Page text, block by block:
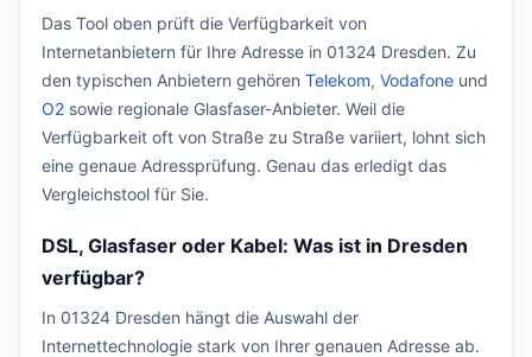
Das Tool oben prüft die Verfügbarkeit von
Internetanbietern für Ihre Adresse in 01324 Dresden. Zu
den typischen Anbietern gehören Telekom, Vodafone und
O2 sowie regionale Glasfaser-Anbieter. Weil die
Verfügbarkeit oft von Straße zu Straße variiert, lohnt sich
eine genaue Adressprüfung. Genau das erledigt das
Vergleichstool für Sie.
DSL, Glasfaser oder Kabel: Was ist in Dresden
verfügbar?
In 01324 Dresden hängt die Auswahl der
Internettechnologie stark von Ihrer genauen Adresse ab.